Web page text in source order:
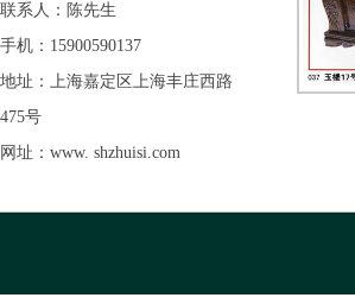
联系人：陈先生
手机：15900590137
地址：上海嘉定区上海丰庄西路
475号
网址：www. shzhuisi.com